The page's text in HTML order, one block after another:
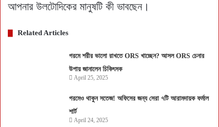
আপনার উলটোদিকের মানুষটি কী ভাবছেন।
Related Articles
গরমে শরীর ভালো রাখতে ORS খাচ্ছেন? আসল ORS চেনার
উপায় জানালেন চিকিৎসক
April 25, 2025
গরমেও থাকুন সতেজ! অফিসের জন্য সেরা ৭টি আরামদায়ক ফর্মাল
শার্ট
April 24, 2025